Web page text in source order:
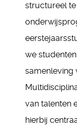
structureel
we
samenleving
van talenten
hierbij